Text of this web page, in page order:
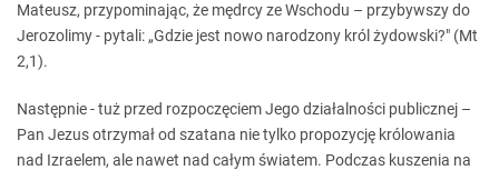
Mateusz, przypominając, że mędrcy ze Wschodu – przybywszy do
Jerozolimy - pytali: „Gdzie jest nowo narodzony król żydowski?" (Mt
2,1).
Następnie - tuż przed rozpoczęciem Jego działalności publicznej –
Pan Jezus otrzymał od szatana nie tylko propozycję królowania
nad Izraelem, ale nawet nad całym światem. Podczas kuszenia na